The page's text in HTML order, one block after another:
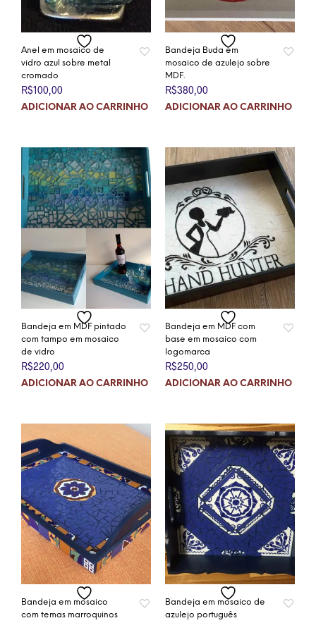
Anel em mosaico de
vidro azul sobre metal
cromado
R$100,00
ADICIONAR AO CARRINHO
Bandeja Buda em
mosaico de azulejo sobre
MDF.
R$380,00
ADICIONAR AO CARRINHO
Bandeja em MDF pintado
com tampo em mosaico
de vidro
R$220,00
ADICIONAR AO CARRINHO
Bandeja em MDF com
base em mosaico com
logomarca
R$250,00
ADICIONAR AO CARRINHO
Bandeja em mosaico
com temas marroquinos
Bandeja em mosaico de
azulejo português